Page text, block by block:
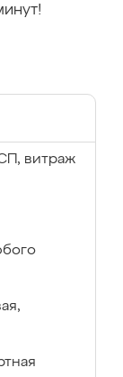
витраж